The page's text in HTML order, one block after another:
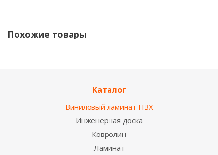
Похожие товары
Каталог
Виниловый ламинат ПВХ
Инженерная доска
Ковролин
Ламинат